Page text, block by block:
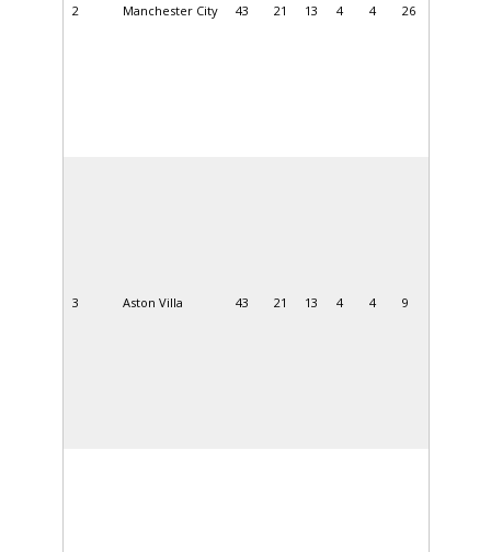
2 Manchester City 43 21 13 4 4 26
3 Aston Villa 43 21 13 4 4 9